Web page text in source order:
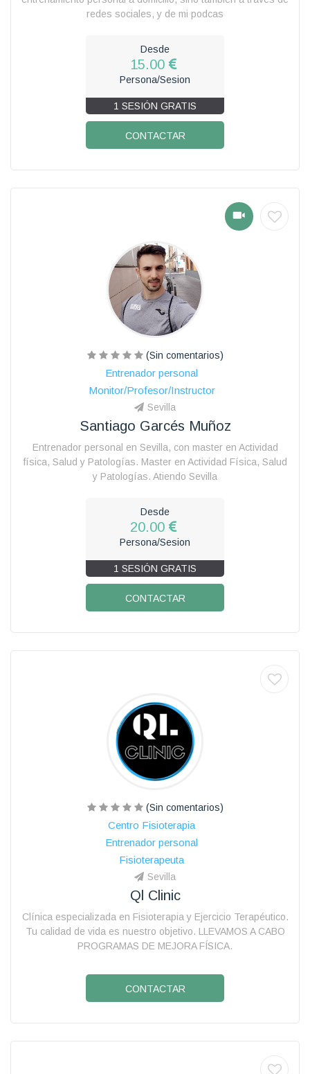
redes sociales, y de mi podcas
Desde
15.00
Persona/Sesion
1 SESIÓN GRATIS
CONTACTAR
(Sin comentarios)
Entrenador personal
Monitor/Profesor/Instructor
Sevilla
Santiago Garcés Muñoz
Entrenador personal en Sevilla, con master en Actividad
física, Salud y Patologías. Master en Actividad Física, Salud
y Patologías. Atiendo Sevilla
Desde
20.00
Persona/Sesion
1 SESIÓN GRATIS
CONTACTAR
(Sin comentarios)
Centro Fisioterapia
Entrenador personal
Fisioterapeuta
Sevilla
Ql Clinic
Clínica especializada en Fisioterapia y Ejercicio Terapéutico.
Tu calidad de vida es nuestro objetivo. LLEVAMOS A CABO
PROGRAMAS DE MEJORA FÍSICA.
CONTACTAR